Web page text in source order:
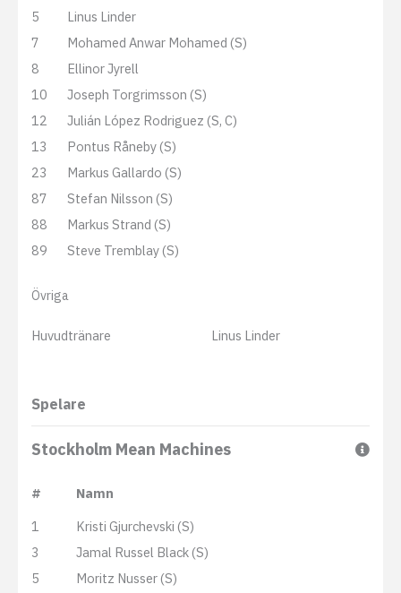
5
Linus Linder
7
Mohamed Anwar Mohamed (S)
8
Ellinor Jyrell
10
Joseph Torgrimsson (S)
12
Julián López Rodriguez (S, C)
13
Pontus Råneby (S)
23
Markus Gallardo (S)
87
Stefan Nilsson (S)
88
Markus Strand (S)
89
Steve Tremblay (S)
Övriga
Huvudtränare Linus Linder
Spelare
Stockholm Mean Machines
#
Namn
1
Kristi Gjurchevski (S)
3
Jamal Russel Black (S)
5
Moritz Nusser (S)